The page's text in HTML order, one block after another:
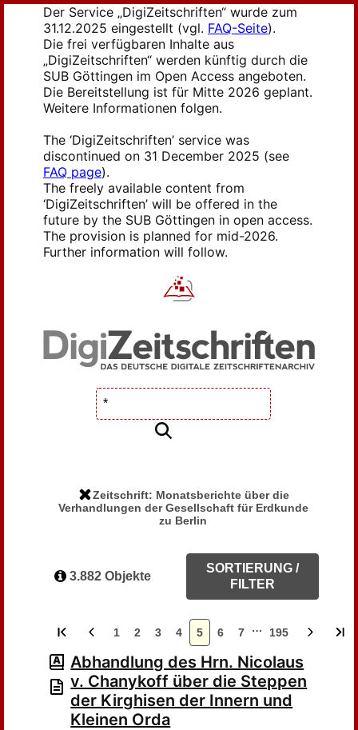
Der Service „DigiZeitschriften“ wurde zum
31.12.2025 eingestellt (vgl. FAQ-Seite).
Die frei verfügbaren Inhalte aus
„DigiZeitschriften“ werden künftig durch die
SUB Göttingen im Open Access angeboten.
Die Bereitstellung ist für Mitte 2026 geplant.
Weitere Informationen folgen.
The ‘DigiZeitschriften’ service was
discontinued on 31 December 2025 (see
FAQ page).
The freely available content from
‘DigiZeitschriften’ will be offered in the
future by the SUB Göttingen in open access.
The provision is planned for mid-2026.
Further information will follow.
Zeitschrift: Monatsberichte über die
Verhandlungen der Gesellschaft für Erdkunde
zu Berlin
3.882 Objekte
SORTIERUNG /
FILTER
1 2 3 4 5 6 7 … 195
Abhandlung des Hrn. Nicolaus
v. Chanykoff über die Steppen
der Kirghisen der Innern und
Kleinen Orda